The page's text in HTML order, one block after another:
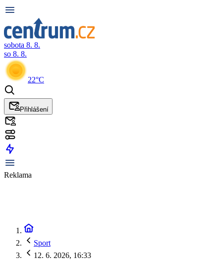
sobota 8. 8.
so 8. 8.
22°C
Přihlášení
Reklama
Sport
12. 6. 2026, 16:33